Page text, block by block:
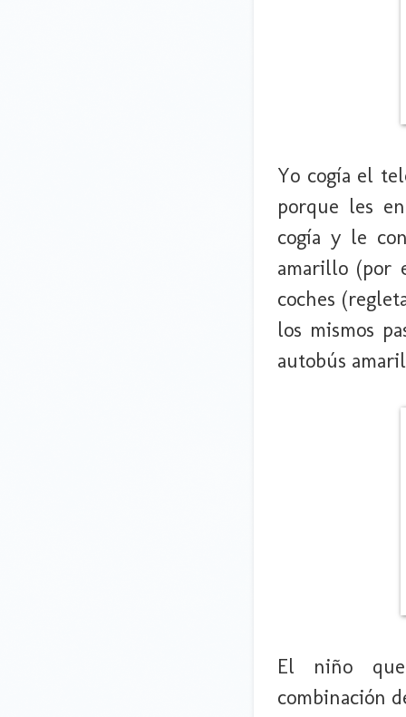
Yo cogía el
porque les
cogía y le
amarillo (por
coches
los mismos
autobús
El niño
combinación